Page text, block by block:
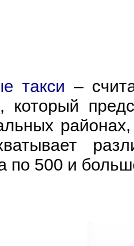
такси –
который
по 500 и